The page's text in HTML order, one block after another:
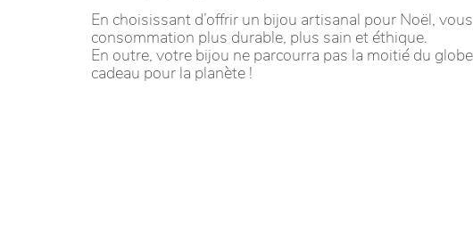
En choisissant d’offrir un bijou artisanal pour Noël,
consommation plus durable, plus sain et éthique.
En outre, votre bijou ne parcourra pas la moitié du
cadeau pour la planète !